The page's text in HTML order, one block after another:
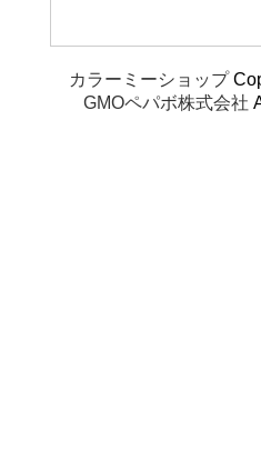
カラーミーショップ
GMOペパボ株式会社